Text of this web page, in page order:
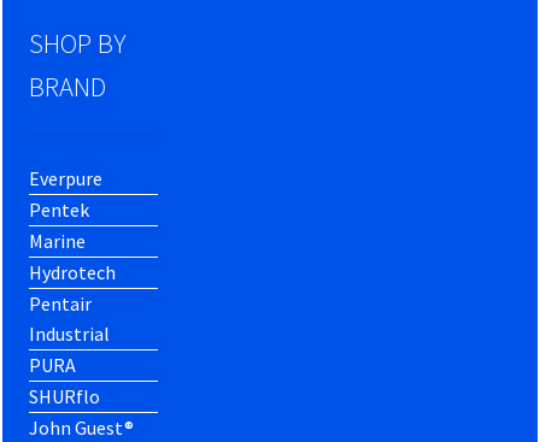
SHOP BY
BRAND
Everpure
Pentek
Marine
Hydrotech
Pentair
Industrial
PURA
SHURflo
John Guest®